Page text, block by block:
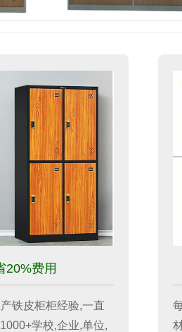
20%费用
铁皮柜柜经验,一直
学校,企业,单位,